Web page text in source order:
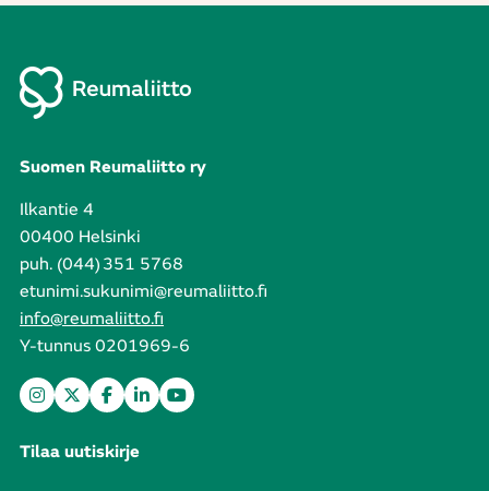
Suomen Reumaliitto ry
Ilkantie 4
00400 Helsinki
puh. (044) 351 5768
etunimi.sukunimi@reumaliitto.fi
info@reumaliitto.fi
Y-tunnus 0201969-6
Tilaa uutiskirje